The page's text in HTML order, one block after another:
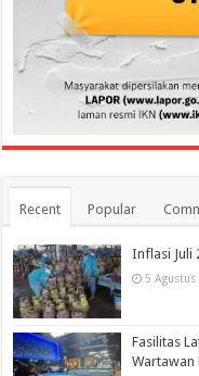
Recent Popular
Inflasi Juli
5 Agustus
Fasilitas
Wartawan